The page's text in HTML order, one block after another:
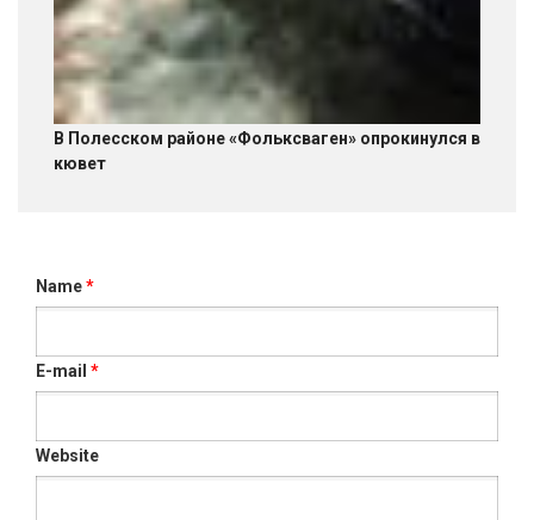
В Полесском районе «Фольксваген» опрокинулся в
кювет
Name*
E-mail *
Website